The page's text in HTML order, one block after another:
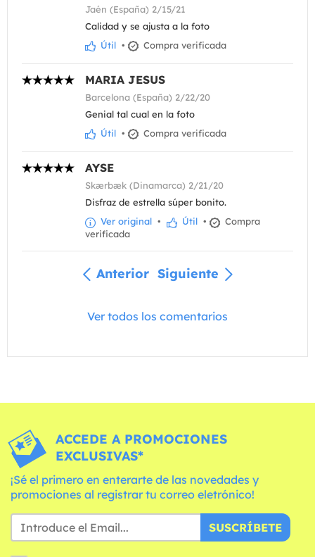
Jaén (España) 2/15/21
Calidad y se ajusta a la foto
Útil • Compra verificada
MARIA JESUS
Barcelona (España) 2/22/20
Genial tal cual en la foto
Útil • Compra verificada
AYSE
Skærbæk (Dinamarca) 2/21/20
Disfraz de estrella súper bonito.
Ver original • Útil •
Compra
verificada
Anterior Siguiente
Ver todos los comentarios
ACCEDE A PROMOCIONES
EXCLUSIVAS*
¡Sé el primero en enterarte de las novedades y
promociones al registrar tu correo eletrónico!
SUSCRÍBETE